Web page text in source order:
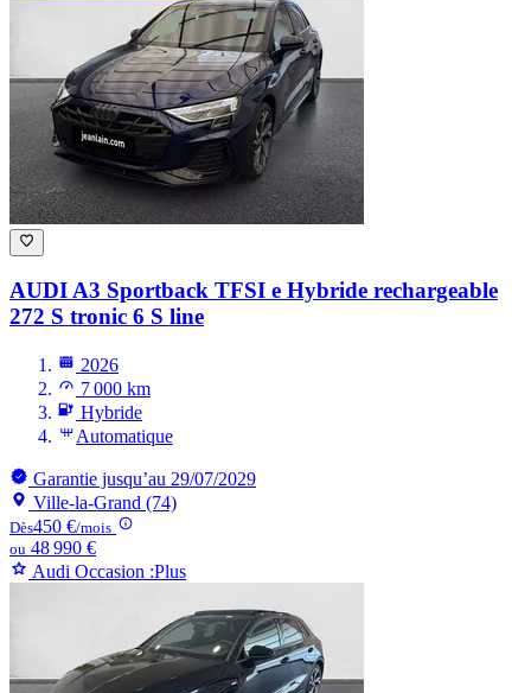
AUDI A3 Sportback TFSI e Hybride rechargeable
272 S tronic 6 S line
2026
7 000 km
Hybride
Automatique
Garantie jusqu’au 29/07/2029
Ville-la-Grand (74)
Dès450 €/mois
ou 48 990 €
Audi Occasion :Plus